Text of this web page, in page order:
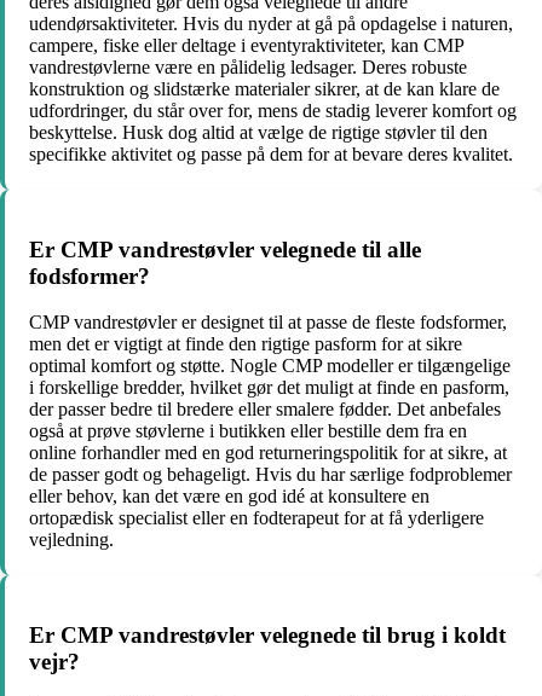
udendørsaktiviteter. Hvis du nyder at gå på opdagelse i naturen,
campere, fiske eller deltage i eventyraktiviteter, kan CMP
vandrestøvlerne være en pålidelig ledsager. Deres robuste
konstruktion og slidstærke materialer sikrer, at de kan klare de
udfordringer, du står over for, mens de stadig leverer komfort og
beskyttelse. Husk dog altid at vælge de rigtige støvler til den
specifikke aktivitet og passe på dem for at bevare deres kvalitet.
Er CMP vandrestøvler velegnede til alle
fodsformer?
CMP vandrestøvler er designet til at passe de fleste fodsformer,
men det er vigtigt at finde den rigtige pasform for at sikre
optimal komfort og støtte. Nogle CMP modeller er tilgængelige
i forskellige bredder, hvilket gør det muligt at finde en pasform,
der passer bedre til bredere eller smalere fødder. Det anbefales
også at prøve støvlerne i butikken eller bestille dem fra en
online forhandler med en god returneringspolitik for at sikre, at
de passer godt og behageligt. Hvis du har særlige fodproblemer
eller behov, kan det være en god idé at konsultere en
ortopædisk specialist eller en fodterapeut for at få yderligere
vejledning.
Er CMP vandrestøvler velegnede til brug i koldt
vejr?